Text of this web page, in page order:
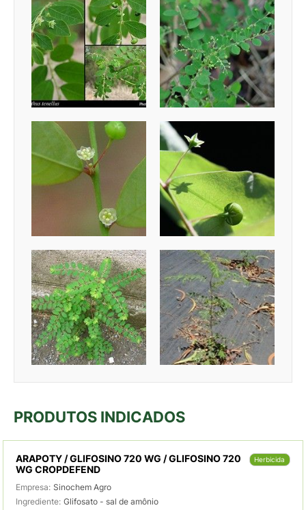
PRODUTOS INDICADOS
ARAPOTY / GLIFOSINO 720 WG / GLIFOSINO 720
WG CROPDEFEND
Herbicida
Empresa: Sinochem Agro
Ingrediente: Glifosato - sal de amônio